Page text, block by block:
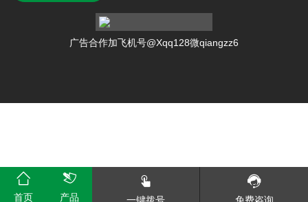
广告合作加飞机号@Xqq128微qiangzz6
首页 产品